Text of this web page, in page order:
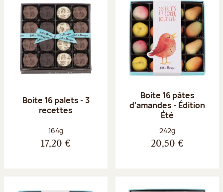
Boite 16 palets - 3
recettes
Poids net :
164g
17,20 €
Boite 16 pâtes
d'amandes - Édition
Été
Poids net :
242g
20,50 €